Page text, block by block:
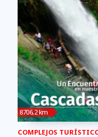
8706,2 km
COMPLEJOS